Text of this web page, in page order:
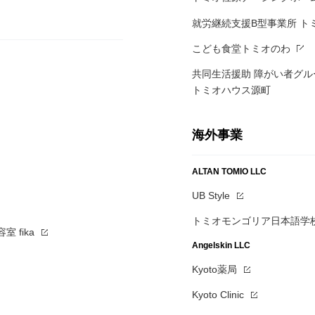
室 fika
就労継続支援B型事業所 ト
こども食堂トミオのわ
共同生活援助 障がい者グル
トミオハウス源町
海外事業
ALTAN TOMIO LLC
UB Style
トミオモンゴリア日本語学
Angelskin LLC
Kyoto薬局
Kyoto Clinic